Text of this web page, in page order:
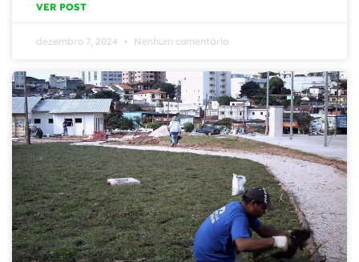
VER POST
dezembro 7, 2024 Nenhum comentário